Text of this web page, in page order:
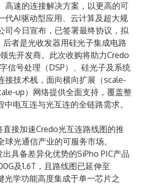
高速的连接解决方案，以更高的可
代AI驱动型应用、云计算及超大规
司今日宣布，已签署最终协议，拟
者是光收发器用硅光子集成电路
领先开发商。此次收购将助力Credo
信号处理（DSP）、硅光子及系统
接技术栈，面向横向扩展（scale-
up）网络提供全面支持，覆盖整
电互连与光互连的全链路需求。
接加速Credo光互连路线图的推
光通信产业的可服务市场。
具备差异化优势的SiPho PIC产品
及1.6T，且路线图已延伸至
光学功能高度集成于单一芯片之